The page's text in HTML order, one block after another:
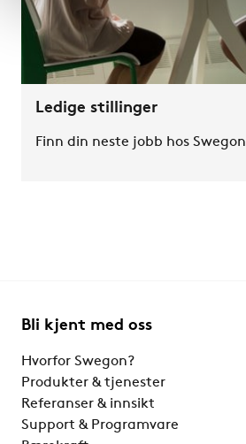
Ledige stillinger
Finn din neste jobb hos Swegon
Bli kjent med oss
Hvorfor Swegon?
Produkter & tjenester
Referanser & innsikt
Support & Programvare